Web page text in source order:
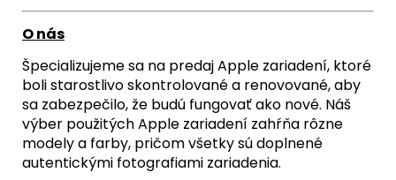
O nás
Špecializujeme sa na predaj Apple zariadení, ktoré
boli starostlivo skontrolované a renovované, aby
sa zabezpečilo, že budú fungovať ako nové. Náš
výber použitých Apple zariadení zahŕňa rôzne
modely a farby, pričom všetky sú doplnené
autentickými fotografiami zariadenia.